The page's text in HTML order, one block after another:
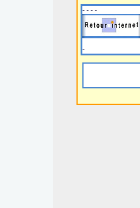
- - - -
-